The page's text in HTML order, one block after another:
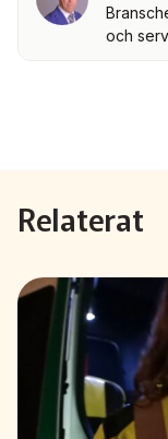
och
Relaterat